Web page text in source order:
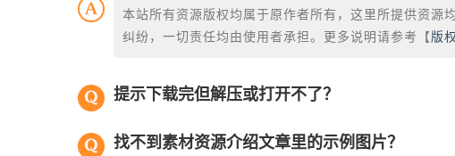
本站所有资源版权均属于原作者所有，这里所提供资源
纠纷，一切责任均由使用者承担。更多说明请参考【 版
提示下载完但解压或打开不了？
找不到素材资源介绍文章里的示例图片？